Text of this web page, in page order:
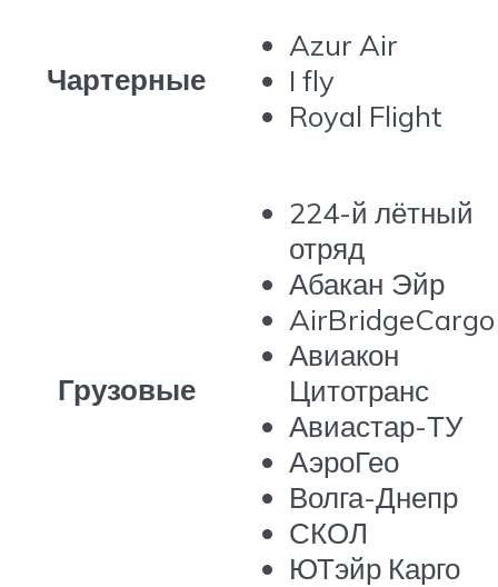
Чартерные
Azur Air
I fly
Royal Flight
Грузовые
224-й лётный
отряд
Абакан Эйр
AirBridgeCargo
Авиакон
Цитотранс
Авиастар-ТУ
АэроГео
Волга-Днепр
СКОЛ
ЮТэйр Карго